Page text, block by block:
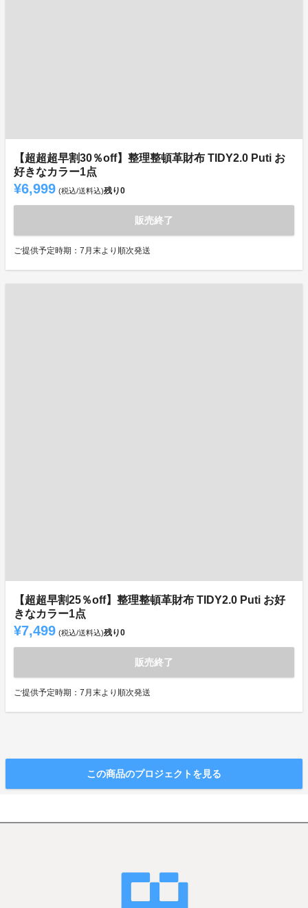
【超超超早割30％off】整理整頓革財布 TIDY2.0 Puti お
好きなカラー1点
¥6,999 (税込/送料込)残り0
販売終了
ご提供予定時期：7月末より順次発送
【超超早割25％off】整理整頓革財布 TIDY2.0 Puti お好
きなカラー1点
¥7,499 (税込/送料込)残り0
販売終了
ご提供予定時期：7月末より順次発送
この商品のプロジェクトを見る